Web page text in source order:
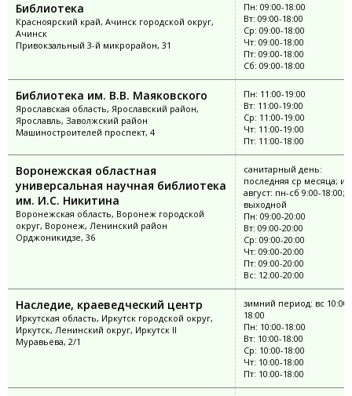
Библиотека
Красноярский край, Ачинск городской округ,
Ачинск
Привокзальный 3-й микрорайон, 31
Пн: 09:00-18:00
Вт: 09:00-18:00
Ср: 09:00-18:00
Чт: 09:00-18:00
Пт: 09:00-18:00
Сб: 09:00-18:00
Библиотека им. В.В. Маяковского
Ярославская область, Ярославский район,
Ярославль, Заволжский район
Машиностроителей проспект, 4
Пн: 11:00-19:00
Вт: 11:00-19:00
Ср: 11:00-19:00
Чт: 11:00-19:00
Пт: 11:00-18:00
Воронежская областная
универсальная научная библиотека
им. И.С. Никитина
Воронежская область, Воронеж городской
округ, Воронеж, Ленинский район
Орджоникидзе, 36
санитарный день:
последняя ср месяца;
август: пн-сб 9:00-18:00;
выходной
Пн: 09:00-20:00
Вт: 09:00-20:00
Ср: 09:00-20:00
Чт: 09:00-20:00
Пт: 09:00-20:00
Вс: 12:00-20:00
Наследие, краеведческий центр
Иркутская область, Иркутск городской округ,
Иркутск, Ленинский округ, Иркутск II
Муравьёва, 2/1
зимний период: вс 10:00-
18:00
Пн: 10:00-18:00
Вт: 10:00-18:00
Ср: 10:00-18:00
Чт: 10:00-18:00
Пт: 10:00-18:00